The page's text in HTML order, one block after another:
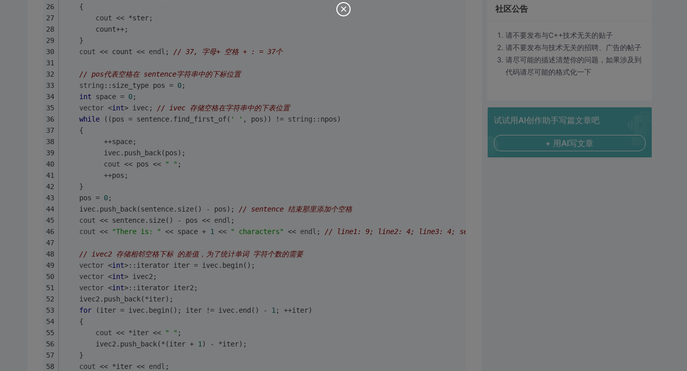
    {
cout << *ster;
        count++;
    }
cout << count << endl ; // 37, 字母+ 空格 + : = 37个
// pos代表空格在 sentence字符串中的下标位置
string ::size_type pos = 0;
int space = 0;
vector <int> ivec; // ivec 存储空格在字符串中的下表位置
while ((pos = sentence.find_first_of( ' ' , pos)) != string ::npos)
    {
          ++space;
          ivec.push_back(pos);
cout << pos << " " ;
          ++pos;
    }
    pos =
0;
    ivec.push_back(sentence.size() - pos);
// sentence 结束那里添加个空格
cout << sentence.size() - pos << endl ;
cout << "There is: " << space + 1 << " characters" << endl ; // line1: 9; line2: 4; line3: 4; sentence: 9 + 4 + 4
// ivec2 存储相邻空格下标 的差值，为了统计单词 字符个数的需要
vector <int>::iterator iter = ivec.begin();
vector <int> ivec2;
vector <int>::iterator iter2;
    ivec2.push_back(*iter);
for (iter = ivec.begin(); iter != ivec.end() - 1 ; ++iter)
    {
cout << *iter << " " ;
        ivec2.push_back(*(iter +
1 ) - *iter);
    }
cout << *iter << endl ;
社区公告
请不要发布与C++技术无关的贴子
请不要发布与技术无关的招聘、广告的帖子
请尽可能的描述清楚你的问题，如果涉及到
代码请尽可能的格式化一下
试试用AI创作助手写篇文章吧
+ 用AI写文章